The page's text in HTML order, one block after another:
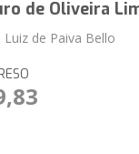
de Oliveira
Luiz de Paiva Bello